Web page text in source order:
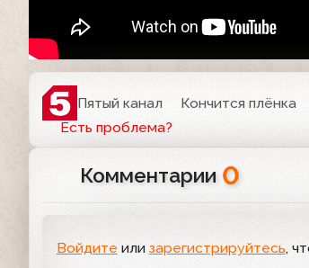
Пятый канал Кончится плёнка
Есть проблема?
Комментарии 0
Войдите или зарегистрируйтесь,